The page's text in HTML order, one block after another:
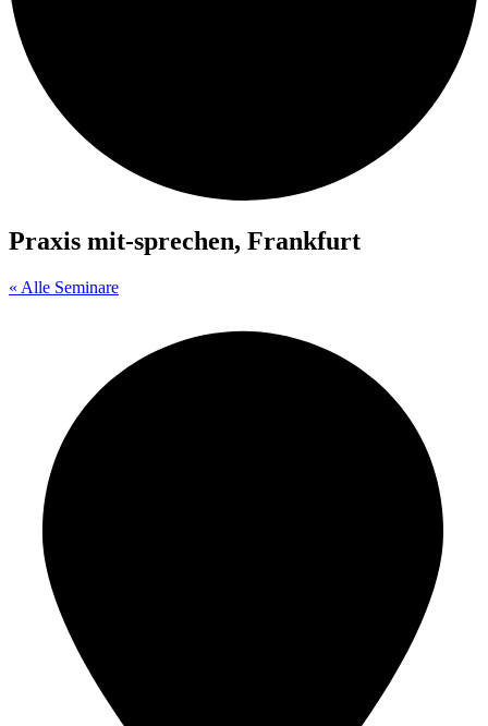
Praxis mit-sprechen, Frankfurt
« Alle Seminare